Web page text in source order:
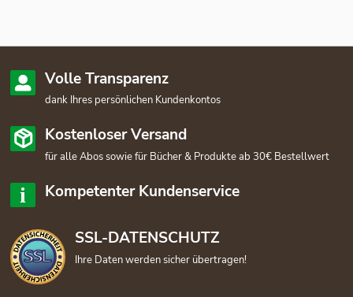
Volle Transparenz
dank Ihres persönlichen Kundenkontos
Kostenloser Versand
für alle Abos sowie für Bücher & Produkte ab 30€ Bestellwert
Kompetenter Kundenservice
SSL-DATENSCHUTZ
Ihre Daten werden sicher übertragen!